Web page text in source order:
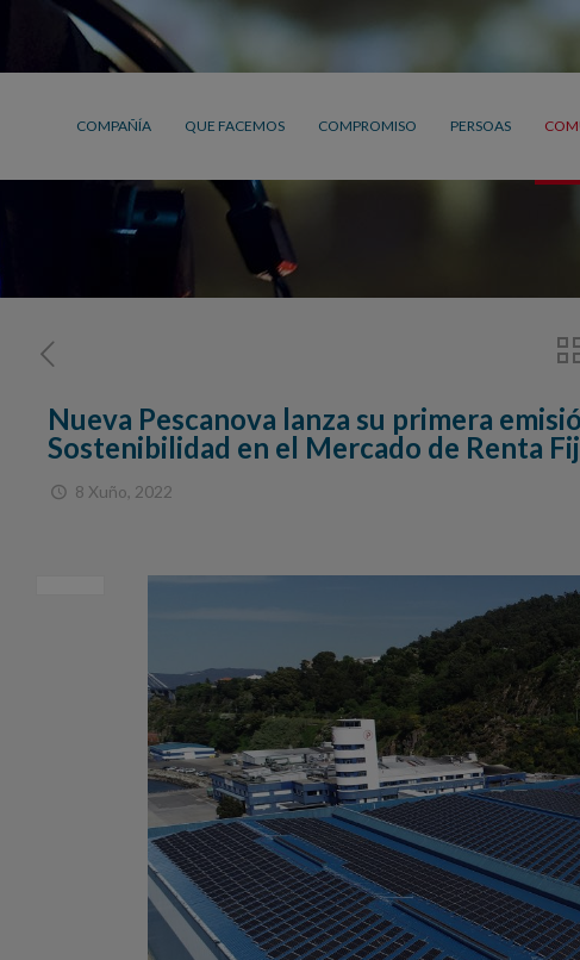
COMPAÑÍA QUE FACEMOS COMPROMISO PERSOAS
Nueva Pescanova lanza su primera
Sostenibilidad en el Mercado de Renta
8 Xuño, 2022